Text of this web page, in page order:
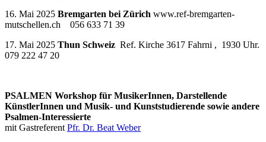
16. Mai 2025 Bremgarten bei Zürich www.ref-bremgarten-
mutschellen.ch 056 633 71 39
17. Mai 2025 Thun Schweiz Ref. Kirche 3617 Fahrni , 1930 Uhr.
079 222 47 20
PSALMEN Workshop für MusikerInnen, Darstellende
KünstlerInnen und Musik- und Kunststudierende sowie andere
Psalmen-Interessierte
mit Gastreferent Pfr. Dr. Beat Weber